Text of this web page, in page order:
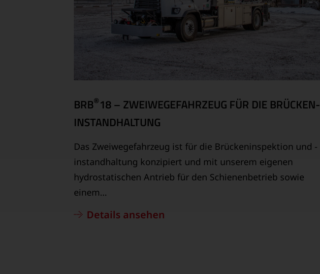
BRB®18 – ZWEIWEGEFAHRZEUG FÜR DIE BRÜCKEN­
INSTAND­HALTUNG
Das Zweiwegefahrzeug ist für die Brückeninspektion und -
instandhaltung konzipiert und mit unserem eigenen
hydrostatischen Antrieb für den Schienenbetrieb sowie
einem…
Details ansehen